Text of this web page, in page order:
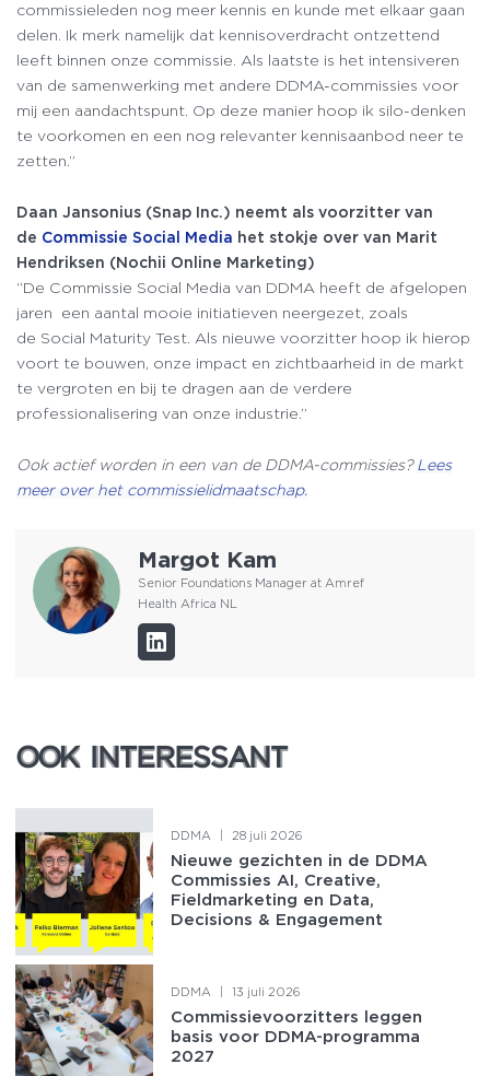
commissieleden nog meer kennis en kunde met elkaar gaan
delen. Ik merk namelijk dat kennisoverdracht ontzettend
leeft binnen onze commissie. Als laatste is het intensiveren
van de samenwerking met andere DDMA-commissies voor
mij een aandachtspunt. Op deze manier hoop ik silo-denken
te voorkomen en een nog relevanter kennisaanbod neer te
zetten.”
Daan Jansonius (Snap Inc.) neemt als voorzitter van
de Commissie Social Media het stokje over van Marit
Hendriksen (Nochii Online Marketing)
“De Commissie Social Media van DDMA heeft de afgelopen
jaren een aantal mooie initiatieven neergezet, zoals
de Social Maturity Test. Als nieuwe voorzitter hoop ik hierop
voort te bouwen, onze impact en zichtbaarheid in de markt
te vergroten en bij te dragen aan de verdere
professionalisering van onze industrie.”
Ook actief worden in een van de DDMA-commissies? Lees
meer over het commissielidmaatschap.
Margot Kam
Senior Foundations Manager at Amref
Health Africa NL
OOK INTERESSANT
OOK INTERESSANT
DDMA | 28 juli 2026
Nieuwe gezichten in de DDMA
Commissies AI, Creative,
Fieldmarketing en Data,
Decisions & Engagement
DDMA | 13 juli 2026
Commissievoorzitters leggen
basis voor DDMA-programma
2027